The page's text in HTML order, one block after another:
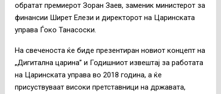
обратат премиерот Зоран Заев, заменик министерот за
финансии Ширет Елези и директорот на Царинската
управа Ѓоко Танасоски.
На свеченоста ќе биде презентиран новиот концепт на
„Дигитална царина” и Годишниот извештај за работата
на Царинската управа во 2018 година, а ќе
присуствуваат високи претставници на државата,